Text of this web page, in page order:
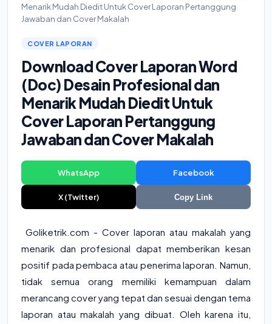
Menarik Mudah Diedit Untuk Cover Laporan Pertanggung
Jawaban dan Cover Makalah
COVER LAPORAN
Download Cover Laporan Word
(Doc) Desain Profesional dan
Menarik Mudah Diedit Untuk
Cover Laporan Pertanggung
Jawaban dan Cover Makalah
WhatsApp Facebook
X (Twitter) Copy Link
Goliketrik.com - Cover laporan atau makalah yang
menarik dan profesional dapat memberikan kesan
positif pada pembaca atau penerima laporan. Namun,
tidak semua orang memiliki kemampuan dalam
merancang cover yang tepat dan sesuai dengan tema
laporan atau makalah yang dibuat. Oleh karena itu,